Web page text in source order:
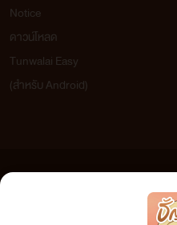
Notice
ดาวน์โหลด
Tunwalai Easy
(สำหรับ Android)
เว็บไซต์แห่งนี้ไม่ได้เห็นด้วยและไม่ขอรับผิดชอบต่
วิจารณญาณในการกลั่นกรองด้วยตนเอง และหาก